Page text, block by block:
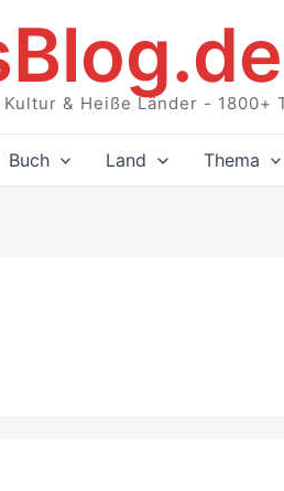
& Heiße Länder - 1800+
Buch Land Thema